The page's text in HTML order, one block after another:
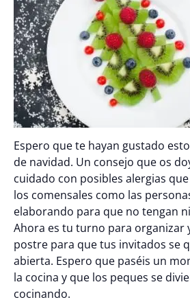
Espero que te hayan gustado
de navidad. Un consejo que os
cuidado con posibles alergias
los comensales como las
elaborando para que no tengan
Ahora es tu turno para organizar
postre para que tus invitados se
abierta. Espero que paséis un
la cocina y que los peques se
cocinando.